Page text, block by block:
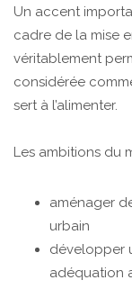
Un accent
cadre de la mise
véritablement
considérée
sert à l’alimenter.
Les ambitions du
aménager
urbain
développer
adéquation